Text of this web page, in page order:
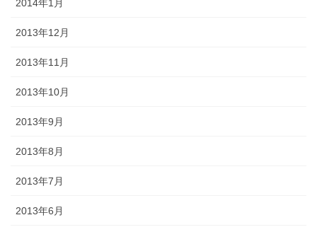
2014年1月
2013年12月
2013年11月
2013年10月
2013年9月
2013年8月
2013年7月
2013年6月